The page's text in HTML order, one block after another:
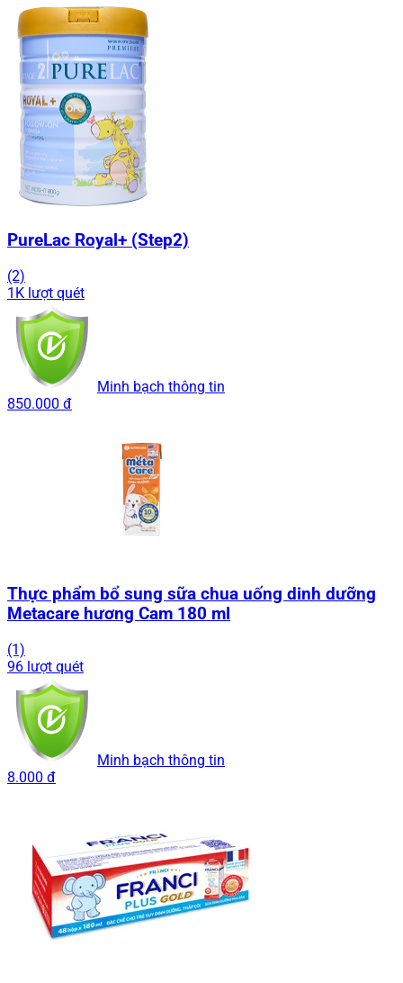
PureLac Royal+ (Step2)
(2)
1K lượt quét
Minh bạch thông tin
850.000 đ
Thực phẩm bổ sung sữa chua uống dinh dưỡng
Metacare hương Cam 180 ml
(1)
96 lượt quét
Minh bạch thông tin
8.000 đ